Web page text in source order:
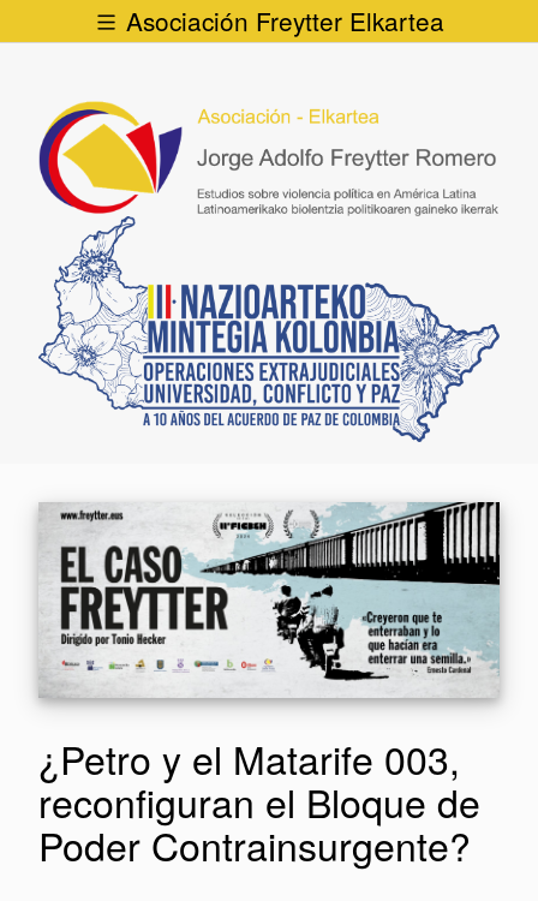
Asociación Freytter Elkartea
¿Petro y el Matarife 003,
reconfiguran el Bloque de
Poder Contrainsurgente?